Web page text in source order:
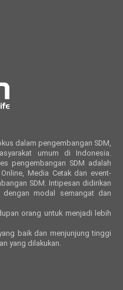
dalam pengembangan SDM,
umum di Indonesia.
pengembangan SDM adalah
Media Cetak dan event-
SDM. Intipesan didirikan
modal semangat dan
orang untuk menjadi lebih
baik dan menjunjung tinggi
yang dilakukan.